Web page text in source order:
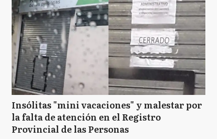
Insólitas "mini vacaciones" y malestar por
la falta de atención en el Registro
Provincial de las Personas